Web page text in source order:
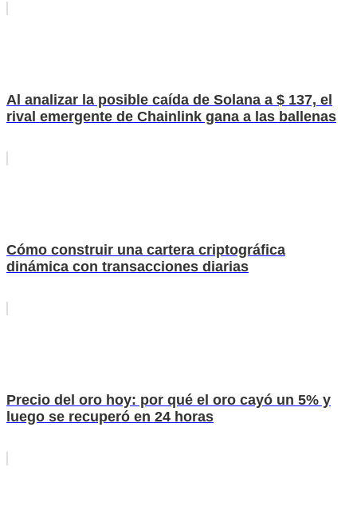
Al analizar la posible caída de Solana a $ 137, el
rival emergente de Chainlink gana a las ballenas
Cómo construir una cartera criptográfica
dinámica con transacciones diarias
Precio del oro hoy: por qué el oro cayó un 5% y
luego se recuperó en 24 horas